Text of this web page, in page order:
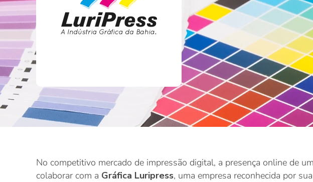
No competitivo mercado de impressão digital, a presença online de
colaborar com a Gráfica Luripress, uma empresa reconhecida por